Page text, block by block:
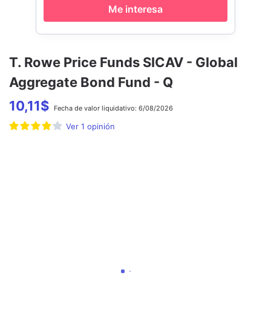
T. Rowe Price Funds SICAV - Global
Aggregate Bond Fund - Q
10,11$ Fecha de valor liquidativo: 6/08/2026
Ver 1 opinión
Me interesa